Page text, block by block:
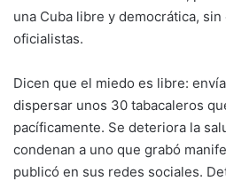
una Cuba libre y democrática,
oficialistas.
Dicen que el miedo es libre:
dispersar unos 30 tabacaleros
pacíficamente. Se deteriora la
condenan a uno que grabó
publicó en sus redes sociales.